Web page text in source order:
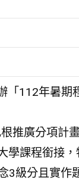
112年暑期
推廣分項計
課程銜接
3級分且實作